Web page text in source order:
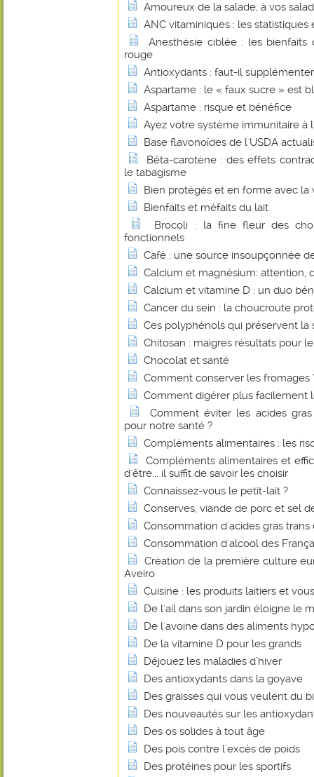
Amoureux de la salade, à vos
ANC vitaminiques : les statistiques
Anesthésie ciblée : les
rouge
Antioxydants : faut-il
Aspartame : le « faux sucre » est
Aspartame : risque et bénéfice
Ayez votre système immunitaire à
Base flavonoïdes de l'USDA
Bêta-carotène : des effets
le tabagisme
Bien protégés et en forme avec la
Bienfaits et méfaits du lait
Brocoli : la fine fleur des
fonctionnels
Café : une source insoupçonnée
Calcium et magnésium: attention,
Calcium et vitamine D : un duo
Cancer du sein : la choucroute
Ces polyphénols qui préservent la
Chitosan : maigres résultats pour
Chocolat et santé
Comment conserver les fromages
Comment digérer plus facilement
Comment éviter les acides
pour notre santé ?
Compléments alimentaires : les
Compléments alimentaires et
d'être... il suffit de savoir les choisir
Connaissez-vous le petit-lait ?
Conserves, viande de porc et sel
Consommation d'acides gras
Consommation d'alcool des
Création de la première culture
Aveiro
Cuisine : les produits laitiers et vous
De l'ail dans son jardin éloigne le
De l'avoine dans des aliments
De la vitamine D pour les grands
Déjouez les maladies d’hiver
Des antioxydants dans la goyave
Des graisses qui vous veulent du
Des nouveautés sur les
Des os solides à tout âge
Des pois contre l'excès de poids
Des protéines pour les sportifs